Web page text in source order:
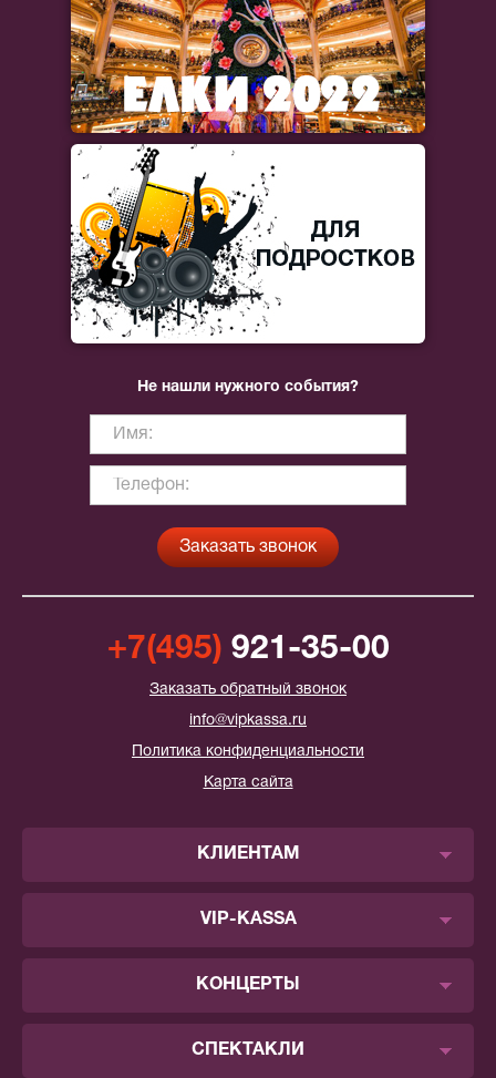
Не нашли нужного события?
+7(495) 921-35-00
Заказать обратный звонок
info@vipkassa.ru
Политика конфиденциальности
Карта сайта
КЛИЕНТАМ
VIP-KASSA
КОНЦЕРТЫ
СПЕКТАКЛИ